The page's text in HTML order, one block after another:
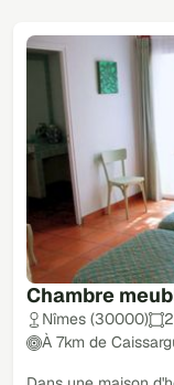
Chambre
Nîmes (30000)
À 7km de